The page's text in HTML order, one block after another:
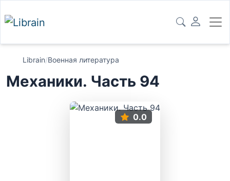
Librain/Военная литература
Механики. Часть 94
0.0